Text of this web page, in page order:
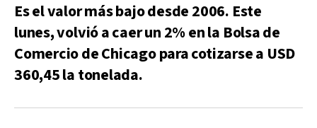
Es el valor más bajo desde 2006. Este
lunes, volvió a caer un 2% en la Bolsa de
Comercio de Chicago para cotizarse a USD
360,45 la tonelada.